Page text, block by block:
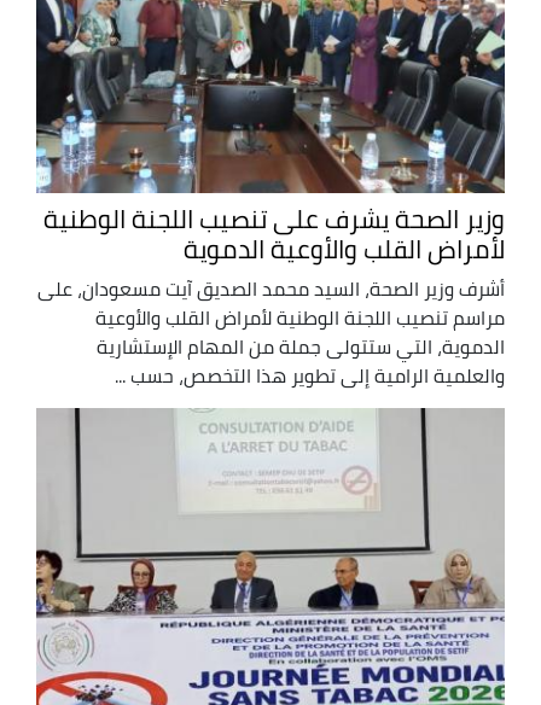
وزير الصحة يشرف على تنصيب اللجنة الوطنية
لأمراض القلب والأوعية الدموية
أشرف وزير الصحة، السيد محمد الصديق آيت مسعودان، على
مراسم تنصيب اللجنة الوطنية لأمراض القلب والأوعية
الدموية، التي ستتولى جملة من المهام الإستشارية
والعلمية الرامية إلى تطوير هذا التخصص، حسب ...